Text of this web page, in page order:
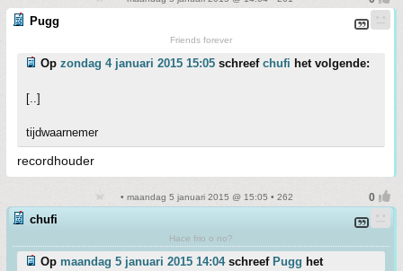
Pugg
Friends forever
Op zondag 4 januari 2015 15:05 schreef chufi het volgende:
[..]
tijdwaarnemer
recordhouder
• maandag 5 januari 2015 @ 15:05 • 262
chufi
Hace frio o no?
Op maandag 5 januari 2015 14:04schreef Pugg het